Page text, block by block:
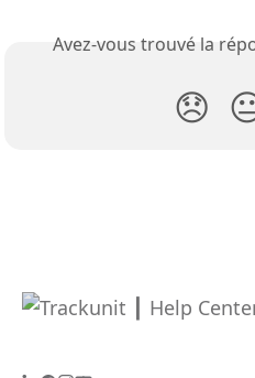
Avez-vous trouvé la
😞